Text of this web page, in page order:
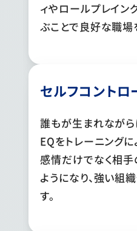
ィやロールプレイン
ぶことで良好な職場
セルフコントロ
誰もが生まれながら
EQをトレーニング
感情だけでなく相
ようになり、強い組
す。